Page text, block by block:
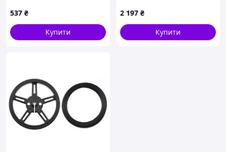
кронштейні з
майданчиком і гальмом
(200 кг)
537 ₴
Купити
600 кг
2 197 ₴
Купити